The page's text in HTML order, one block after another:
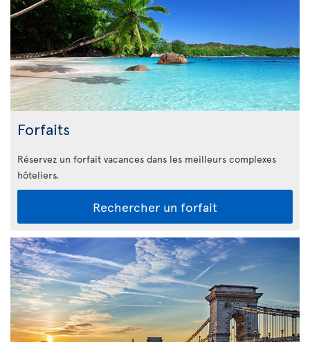
Forfaits
Réservez un forfait vacances dans les meilleurs complexes
hôteliers.
Rechercher un forfait